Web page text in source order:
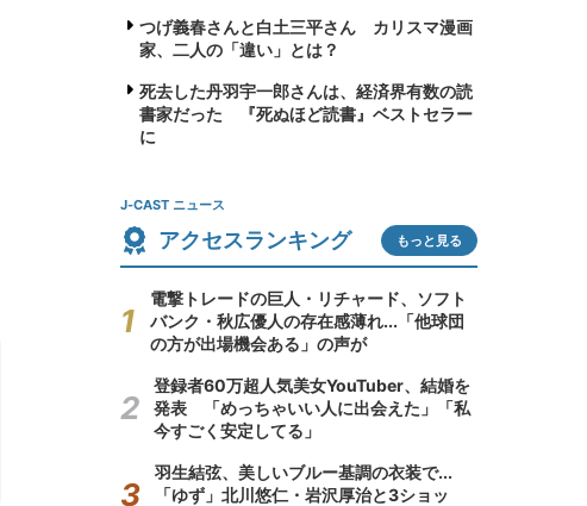
つげ義春さんと白土三平さん カリスマ漫画
家、二人の「違い」とは？
死去した丹羽宇一郎さんは、経済界有数の読
書家だった 『死ぬほど読書』ベストセラー
に
J-CAST ニュース
アクセスランキング もっと見る
電撃トレードの巨人・リチャード、ソフト
バンク・秋広優人の存在感薄れ...「他球団
の方が出場機会ある」の声が
登録者60万超人気美女YouTuber、結婚を
発表 「めっちゃいい人に出会えた」「私
今すごく安定してる」
羽生結弦、美しいブルー基調の衣装で...
「ゆず」北川悠仁・岩沢厚治と3ショッ